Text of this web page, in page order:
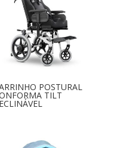
POSTURAL
TILT